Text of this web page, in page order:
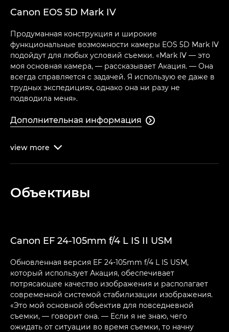
Canon EOS 5D Mark IV
Продуманная конструкция и широкие
функциональные возможности камеры EOS 5D Mark IV
подойдут для любых условий съемки. «Mark IV — это
моя основная камера, — рассказывает Акация. — Она
всегда справляется с задачей. Я использую ее даже в
трудных экспедициях, однако она ни разу не
подводила меня».
Дополнительная информация 
view more 
Объективы
Canon EF 24-105mm f/4 L IS II USM
Обновленная версия EF 24-105mm f/4 L IS USM,
который использует Акация, обеспечивает
потрясающее качество изображения и располагает
современной системой стабилизации изображения.
«Это мой основной объектив для повседневной
съемки, — говорит она. — Если я не знаю, чего
ожидать от ситуации во время съемки, то начну